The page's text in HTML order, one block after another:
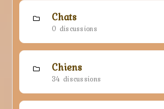
Chats
0 discussions
Chiens
34 discussions